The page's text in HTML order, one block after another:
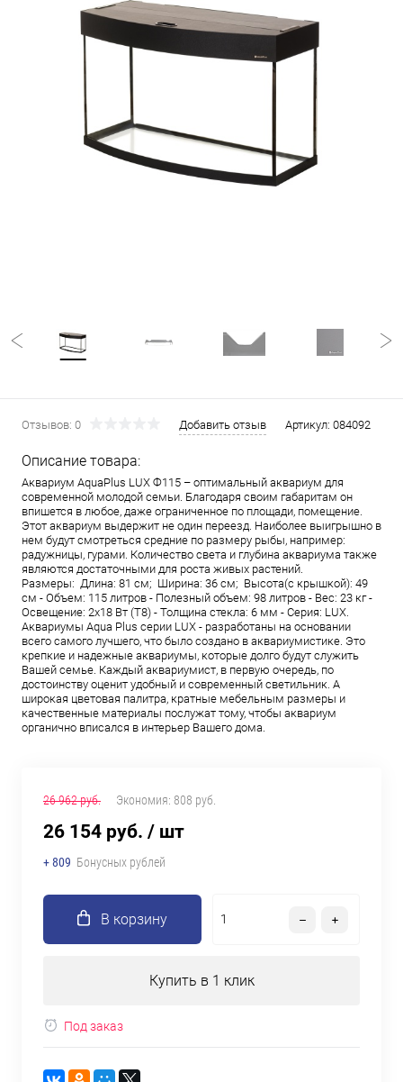
Отзывов: 0 Добавить отзыв Артикул: 084092
Описание товара:
Аквариум AquaPlus LUX Ф115 – оптимальный аквариум для
современной молодой семьи. Благодаря своим габаритам он
впишется в любое, даже ограниченное по площади, помещение.
Этот аквариум выдержит не один переезд. Наиболее выигрышно в
нем будут смотреться средние по размеру рыбы, например:
радужницы, гурами. Количество света и глубина аквариума также
являются достаточными для роста живых растений.
Размеры: Длина: 81 см; Ширина: 36 см; Высота(с крышкой): 49
см - Объем: 115 литров - Полезный объем: 98 литров - Вес: 23 кг -
Освещение: 2х18 Вт (Т8) - Толщина стекла: 6 мм - Серия: LUX.
Аквариумы Aqua Plus серии LUX - разработаны на основании
всего самого лучшего, что было создано в аквариумистике. Это
крепкие и надежные аквариумы, которые долго будут служить
Вашей семье. Каждый аквариумист, в первую очередь, по
достоинству оценит удобный и современный светильник. А
широкая цветовая палитра, кратные мебельным размеры и
качественные материалы послужат тому, чтобы аквариум
органично вписался в интерьер Вашего дома.
26 962 руб. Экономия: 808 руб.
26 154 руб. / шт
+ 809 Бонусных рублей
В корзину
Купить в 1 клик
Под заказ